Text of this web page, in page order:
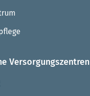
Versorgungszentren